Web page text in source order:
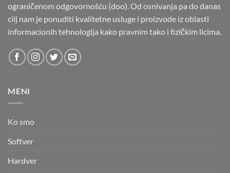
ograničenom odgovornošću (doo). Od osnivanja pa do danas
cilj nam je ponuditi kvalitetne usluge i proizvode iz oblasti
informacionih tehnologija kako pravnim tako i fizičkim licima.
MENI
Ko smo
Softver
Hardver